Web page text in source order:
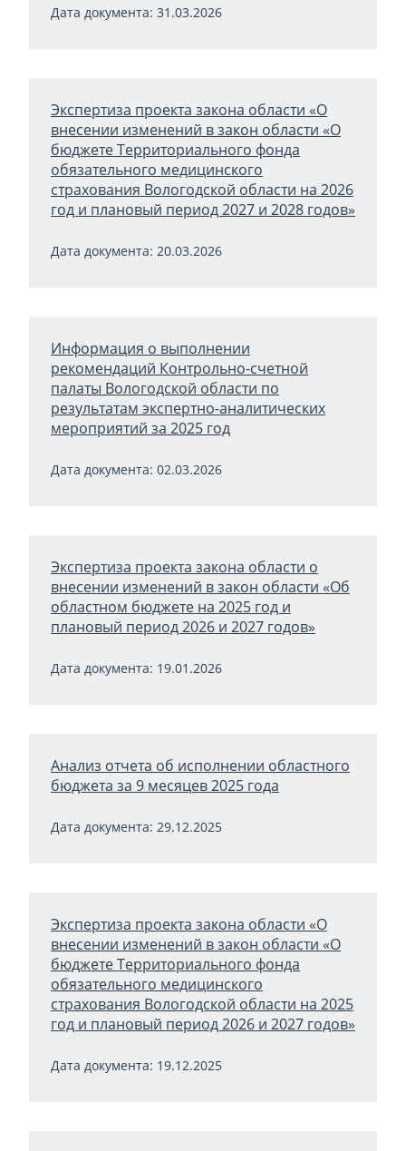
Дата документа: 31.03.2026
Экспертиза проекта закона области «О
внесении изменений в закон области «О
бюджете Территориального фонда
обязательного медицинского
страхования Вологодской области на 2026
год и плановый период 2027 и 2028 годов»
Дата документа: 20.03.2026
Информация о выполнении
рекомендаций Контрольно-счетной
палаты Вологодской области по
результатам экспертно-аналитических
мероприятий за 2025 год
Дата документа: 02.03.2026
Экспертиза проекта закона области о
внесении изменений в закон области «Об
областном бюджете на 2025 год и
плановый период 2026 и 2027 годов»
Дата документа: 19.01.2026
Анализ отчета об исполнении областного
бюджета за 9 месяцев 2025 года
Дата документа: 29.12.2025
Экспертиза проекта закона области «О
внесении изменений в закон области «О
бюджете Территориального фонда
обязательного медицинского
страхования Вологодской области на 2025
год и плановый период 2026 и 2027 годов»
Дата документа: 19.12.2025